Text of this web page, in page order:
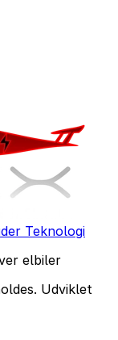
Teknologi
elbiler
Udviklet